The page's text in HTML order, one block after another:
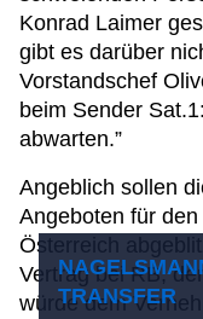
Konrad Laimer
gibt es darüber
Vorstandschef
beim Sender
abwarten.”
Angeblich sollen
Angeboten für
Österreich
Vertrag bei RB,
würde dem
TRANSFER